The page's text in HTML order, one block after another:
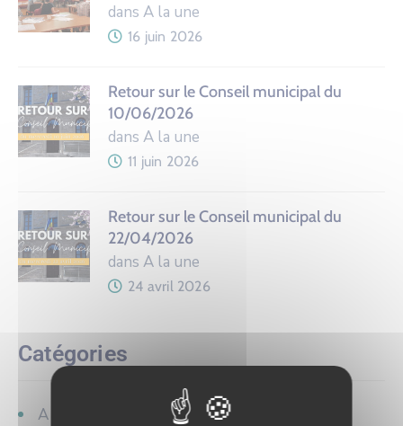
dans A la une
16 juin 2026
Retour sur le Conseil municipal du
10/06/2026
dans A la une
11 juin 2026
Retour sur le Conseil municipal du
22/04/2026
dans A la une
24 avril 2026
Catégories
A la une